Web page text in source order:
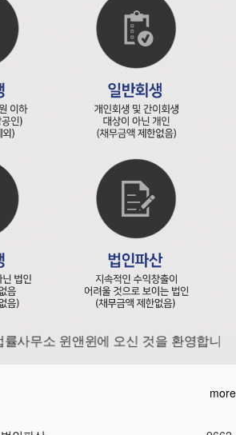
무소 윈앤윈에 오신 것을 환영합니다.
more